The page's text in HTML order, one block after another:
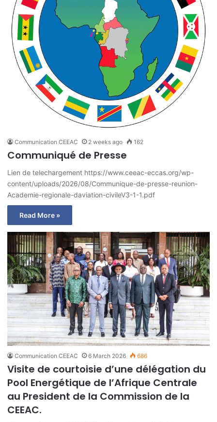
Communication CEEAC 2 weeks ago 162
Communiqué de Presse
Lien de telechargement https://www.ceeac-eccas.org/wp-
content/uploads/2026/08/Communique-de-presse-reunion-
Academie-regionale-daviation-civileV3-1-1.pdf
Read More »
Communication CEEAC 6 March 2026 686
Visite de courtoisie d’une délégation du
Pool Energétique de l’Afrique Centrale
au President de la Commission de la
CEEAC.